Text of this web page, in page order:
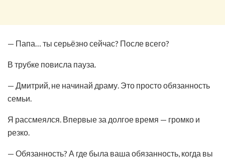
— Папа… ты серьёзно сейчас? После всего?
В трубке повисла пауза.
— Дмитрий, не начинай драму. Это просто обязанность
семьи.
Я рассмеялся. Впервые за долгое время — громко и
резко.
— Обязанность? А где была ваша обязанность, когда вы